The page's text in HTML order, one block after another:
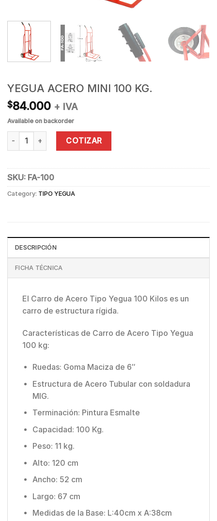
YEGUA ACERO MINI 100 KG.
$84.000 + IVA
Available on backorder
YEGUA ACERO MINI 100 KG. quantity
COTIZAR
SKU: FA-100
Category: TIPO YEGUA
DESCRIPCIÓN
FICHA TÉCNICA
El Carro de Acero Tipo Yegua 100 Kilos es un
carro de estructura rígida.
Características de Carro de Acero Tipo Yegua
100 kg:
Ruedas: Goma Maciza de 6″
Estructura de Acero Tubular con soldadura
MIG.
Terminación: Pintura Esmalte
Capacidad: 100 Kg.
Peso: 11 kg.
Alto: 120 cm
Ancho: 52 cm
Largo: 67 cm
Medidas de la Base: L:40cm x A:38cm